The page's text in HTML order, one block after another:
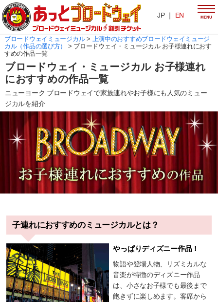
JP ｜ EN MENU
ブロードウェイミュージカル> 上演中のおすすめブロードウェイミュージ
カル（作品の選び方）
> ブロードウェイ・ミュージカル お子様連れにおす
すめの作品一覧
ブロードウェイ・ミュージカル お子様連れ
におすすめの作品一覧
ニューヨーク ブロードウェイで家族連れやお子様にも人気のミュー
ジカルを紹介
子連れにおすすめのミュージカルとは？
やっぱりディズニー作品！
物語や登場人物、リズミカルな
音楽が特徴のディズニー作品
は、小さなお子様でも最後まで
飽きずに楽しめます。客席から